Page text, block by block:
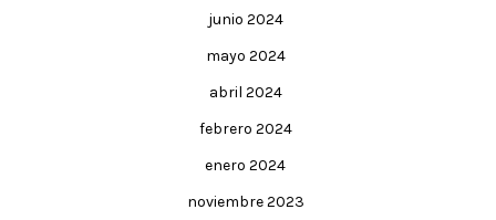
junio 2024
mayo 2024
abril 2024
febrero 2024
enero 2024
noviembre 2023